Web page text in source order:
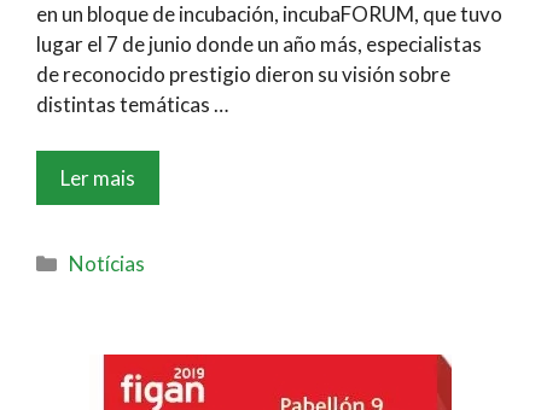
en un bloque de incubación, incubaFORUM, que tuvo
lugar el 7 de junio donde un año más, especialistas
de reconocido prestigio dieron su visión sobre
distintas temáticas …
Ler mais
Notícias